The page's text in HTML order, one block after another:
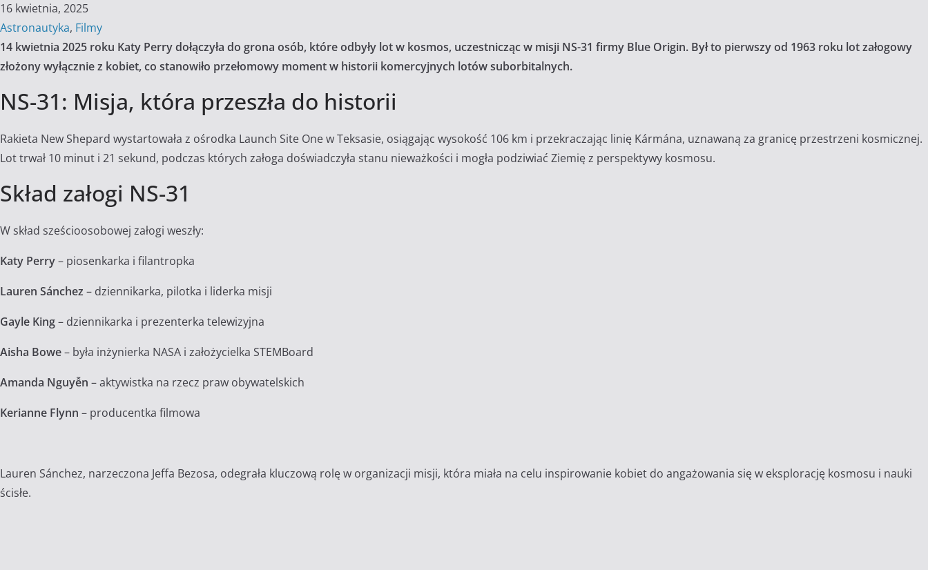
16 kwietnia, 2025
Astronautyka, Filmy
14 kwietnia 2025 roku Katy Perry dołączyła do grona osób, które odbyły lot w kosmos, uczestnicząc w misji NS-31 firmy Blue Origin. Był to pierwszy od 1963 roku lot załogowy
złożony wyłącznie z kobiet, co stanowiło przełomowy moment w historii komercyjnych lotów suborbitalnych.
NS-31: Misja, która przeszła do historii
Rakieta New Shepard wystartowała z ośrodka Launch Site One w Teksasie, osiągając wysokość 106 km i przekraczając linię Kármána, uznawaną za granicę przestrzeni kosmicznej.
Lot trwał 10 minut i 21 sekund, podczas których załoga doświadczyła stanu nieważkości i mogła podziwiać Ziemię z perspektywy kosmosu.
Skład załogi NS-31
W skład sześcioosobowej załogi weszły:
Katy Perry– piosenkarka i filantropka
Lauren Sánchez – dziennikarka, pilotka i liderka misji
Gayle King– dziennikarka i prezenterka telewizyjna
Aisha Bowe– była inżynierka NASA i założycielka STEMBoard
Amanda Nguyễn – aktywistka na rzecz praw obywatelskich
Kerianne Flynn – producentka filmowa
Lauren Sánchez, narzeczona Jeffa Bezosa, odegrała kluczową rolę w organizacji misji, która miała na celu inspirowanie kobiet do angażowania się w eksplorację kosmosu i nauki
ścisłe.